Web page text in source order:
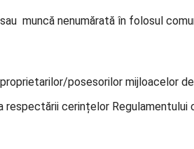
muncă nenumărată în folosul
posesorilor mijloacelor
cerințelor Regulamentului